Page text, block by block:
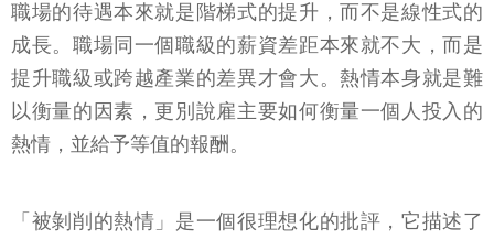
職場的待遇本來就是階梯式的提升，而不是線性式的
成長。職場同一個職級的薪資差距本來就不大，而是
提升職級或跨越產業的差異才會大。熱情本身就是難
以衡量的因素，更別說雇主要如何衡量一個人投入的
熱情，並給予等值的報酬。
「被剝削的熱情」是一個很理想化的批評，它描述了